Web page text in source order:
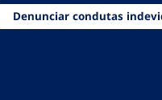
Denunciar condutas